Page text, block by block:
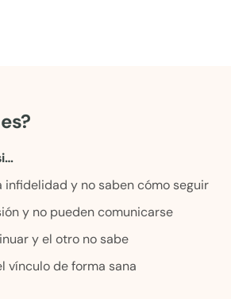
infidelidad y no saben cómo seguir
y no pueden comunicarse
y el otro no sabe
vínculo de forma sana